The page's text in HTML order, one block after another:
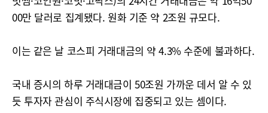
00만 달러로 집계됐다. 원화 기준 약 2조원 규모다.
이는 같은 날 코스피 거래대금의 약 4.3% 수준에 불과하다.
국내 증시의 하루 거래대금이 50조원 가까운 데서 알 수 있
듯 투자자 관심이 주식시장에 집중되고 있는 셈이다.